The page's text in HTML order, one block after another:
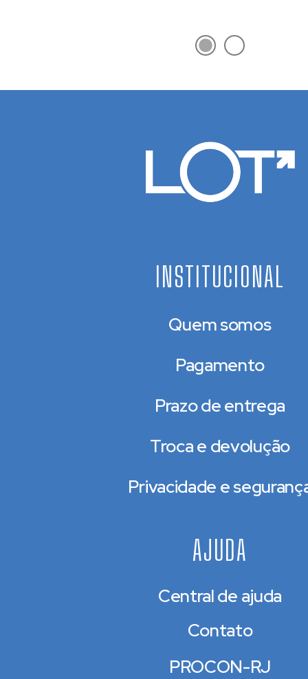
INSTITUCIONAL
Quem somos
Pagamento
Prazo de entrega
Troca e devolução
Privacidade e
AJUDA
Central de ajuda
Contato
PROCON-RJ